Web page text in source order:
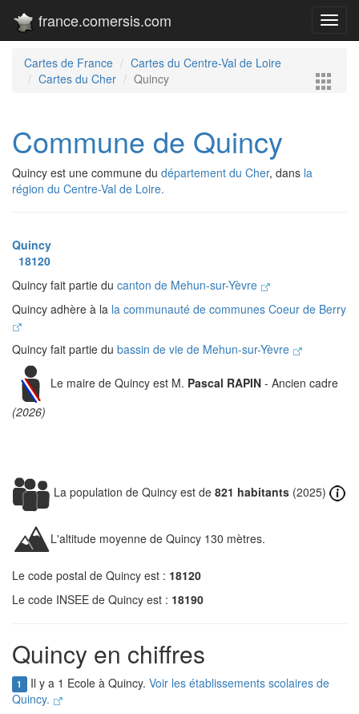
france.comersis.com
Cartes de France
Cartes du Centre-Val de Loire
Cartes du Cher
Quincy
Commune de Quincy
Quincy est une commune du département du Cher, dans la
région du Centre-Val de Loire.
Quincy
18120
Quincy fait partie du canton de Mehun-sur-Yèvre
Quincy adhère à la la communauté de communes Coeur de Berry
Quincy fait partie du bassin de vie de Mehun-sur-Yèvre
Le maire de Quincy est M. Pascal RAPIN - Ancien cadre
(2026)
La population de Quincy est de 821 habitants (2025)
L'altitude moyenne de Quincy 130 mètres.
Le code postal de Quincy est : 18120
Le code INSEE de Quincy est : 18190
Quincy en chiffres
1 Il y a 1 Ecole à Quincy. Voir les établissements scolaires de
Quincy.